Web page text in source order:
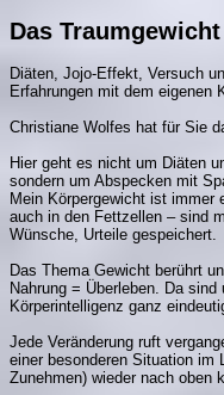
Das Traumgewicht
Diäten, Jojo-Effekt, Versuch
Erfahrungen mit dem eigenen
Christiane Wolfes hat für Sie
Hier geht es nicht um Diäten
sondern um Abspecken mit
Mein Körpergewicht ist immer
auch in den Fettzellen – sind
Wünsche, Urteile gespeichert.
Das Thema Gewicht berührt
Nahrung = Überleben. Da
Körperintelligenz ganz
Jede Veränderung ruft
einer besonderen Situation im
Zunehmen) wieder nach oben